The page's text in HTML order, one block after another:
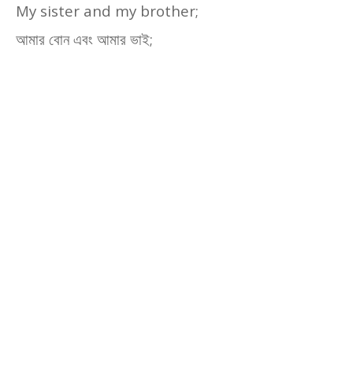
My sister and my brother;
আমার বোন এবং আমার ভাই;